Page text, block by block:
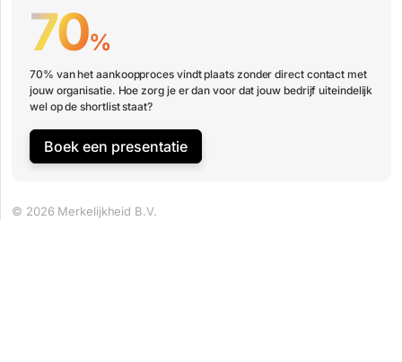
70%
70% van het aankoopproces vindt plaats zonder direct contact met
jouw organisatie. Hoe zorg je er dan voor dat jouw bedrijf uiteindelijk
wel op de shortlist staat?
Boek een presentatie
© 2026 Merkelijkheid B.V.